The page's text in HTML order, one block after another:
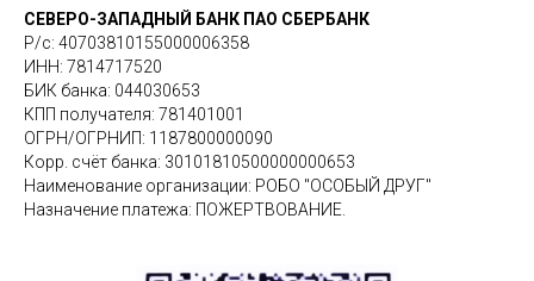
СЕВЕРО-ЗАПАДНЫЙ БАНК ПАО СБЕРБАНК
Р/с: 40703810155000006358
ИНН: 7814717520
БИК банка: 044030653
КПП получателя: 781401001
ОГРН/ОГРНИП: 1187800000090
Корр. счёт банка: 30101810500000000653
Наименование организации: РОБО "ОСОБЫЙ ДРУГ"
Назначение платежа: ПОЖЕРТВОВАНИЕ.